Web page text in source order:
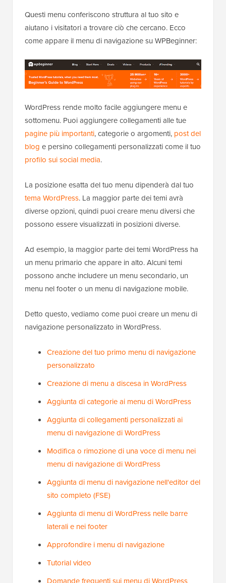
Questi menu conferiscono struttura al tuo sito e
aiutano i visitatori a trovare ciò che cercano. Ecco
come appare il menu di navigazione su WPBeginner:
WordPress rende molto facile aggiungere menu e
sottomenu. Puoi aggiungere collegamenti alle tue
pagine più importanti, categorie o argomenti, post del
blog e persino collegamenti personalizzati come il tuo
profilo sui social media.
La posizione esatta del tuo menu dipenderà dal tuo
tema WordPress. La maggior parte dei temi avrà
diverse opzioni, quindi puoi creare menu diversi che
possono essere visualizzati in posizioni diverse.
Ad esempio, la maggior parte dei temi WordPress ha
un menu primario che appare in alto. Alcuni temi
possono anche includere un menu secondario, un
menu nel footer o un menu di navigazione mobile.
Detto questo, vediamo come puoi creare un menu di
navigazione personalizzato in WordPress.
Creazione del tuo primo menu di navigazione
personalizzato
Creazione di menu a discesa in WordPress
Aggiunta di categorie ai menu di WordPress
Aggiunta di collegamenti personalizzati ai
menu di navigazione di WordPress
Modifica o rimozione di una voce di menu nei
menu di navigazione di WordPress
Aggiunta di menu di navigazione nell'editor del
sito completo (FSE)
Aggiunta di menu di WordPress nelle barre
laterali e nei footer
Approfondire i menu di navigazione
Tutorial video